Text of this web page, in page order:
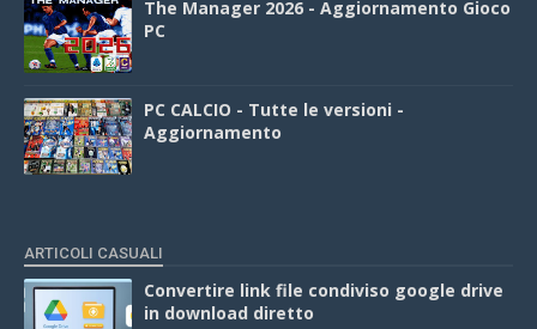
The Manager 2026 - Aggiornamento Gioco
PC
PC CALCIO - Tutte le versioni -
Aggiornamento
ARTICOLI CASUALI
Convertire link file condiviso google drive
in download diretto